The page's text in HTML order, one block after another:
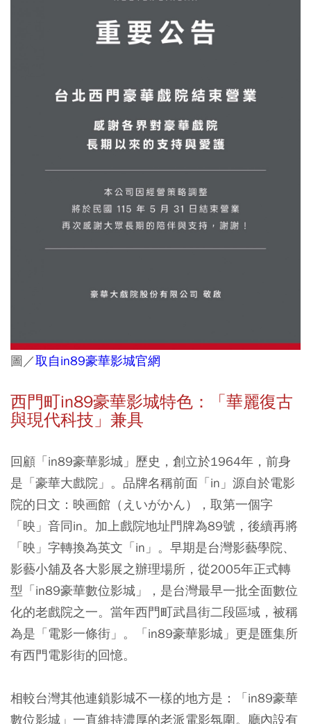
圖／取自in89豪華影城官網
西門町in89豪華影城特色：「華麗復古
與現代科技」兼具
回顧「in89豪華影城」歷史，創立於1964年，前身
是「豪華大戲院」。品牌名稱前面「in」源自於電影
院的日文：映画館（えいがかん），取第一個字
「映」音同in。加上戲院地址門牌為89號，後續再將
「映」字轉換為英文「in」。早期是台灣影藝學院、
影藝小舖及各大影展之辦理場所，從2005年正式轉
型「in89豪華數位影城」，是台灣最早一批全面數位
化的老戲院之一。當年西門町武昌街二段區域，被稱
為是「電影一條街」。「in89豪華影城」更是匯集所
有西門電影街的回憶。
相較台灣其他連鎖影城不一樣的地方是：「in89豪華
數位影城」一直維持濃厚的老派電影氛圍。廳內設有